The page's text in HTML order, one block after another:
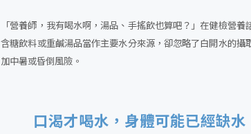
「營養師，我有喝水啊，湯品、手搖飲也算吧？」在健檢營
含糖飲料或重鹹湯品當作主要水分來源，卻忽略了白開水的
加中暑或昏倒風險。
口渴才喝水，身體可能已經缺水